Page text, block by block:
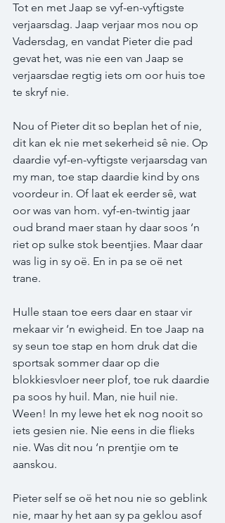
Tot en met Jaap se vyf-en-vyftigste
verjaarsdag. Jaap verjaar mos nou op
Vadersdag, en vandat Pieter die pad
gevat het, was nie een van Jaap se
verjaarsdae regtig iets om oor huis toe
te skryf nie.
Nou of Pieter dit so beplan het of nie,
dit kan ek nie met sekerheid sê nie. Op
daardie vyf-en-vyftigste verjaarsdag van
my man, toe stap daardie kind by ons
voordeur in. Of laat ek eerder sê, wat
oor was van hom. vyf-en-twintig jaar
oud brand maer staan hy daar soos ‘n
riet op sulke stok beentjies. Maar daar
was lig in sy oë. En in pa se oë net
trane.
Hulle staan toe eers daar en staar vir
mekaar vir ‘n ewigheid. En toe Jaap na
sy seun toe stap en hom druk dat die
sportsak sommer daar op die
blokkiesvloer neer plof, toe ruk daardie
pa soos hy huil. Man, nie huil nie.
Ween! In my lewe het ek nog nooit so
iets gesien nie. Nie eens in die flieks
nie. Was dit nou ‘n prentjie om te
aanskou.
Pieter self se oë het nou nie so geblink
nie, maar hy het aan sy pa geklou asof